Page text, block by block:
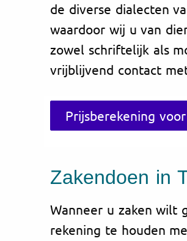
de diverse dialecten
waardoor wij u van
zowel schriftelijk als
vrijblijvend contact
Prijsberekening
Zakendoen in
Wanneer u zaken wilt
rekening te houden